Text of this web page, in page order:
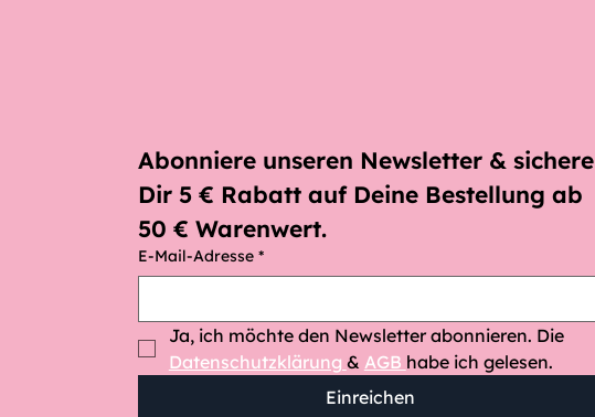
Abonniere unseren Newsletter & sichere
Dir 5 € Rabatt auf Deine Bestellung ab
50 € Warenwert.
E-Mail-Adresse *
Ja, ich möchte den Newsletter abonnieren. Die
Datenschutzklärung & AGB habe ich gelesen.
Einreichen